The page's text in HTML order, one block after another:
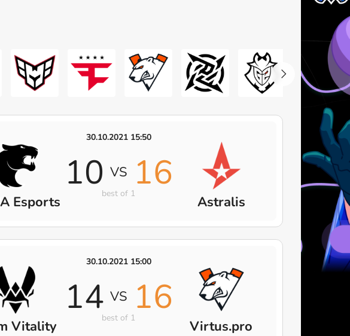
30.10.2021 15:50
Esports
10 VS 16
best of 1 Astralis
30.10.2021 15:00
Vitality
14 VS 16
best of 1 Virtus.pro